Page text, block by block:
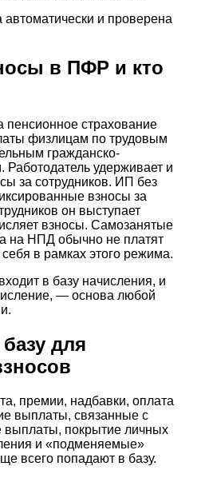
автоматически и проверена
в ПФР и кто
страхование
физлицам по трудовым
гражданско-
удерживает и
за сотрудников. ИП без
взносы за
он выступает
взносы. Самозанятые
на НПД обычно не платят
в рамках этого режима.
в базу начисления, и
— основа любой
для
премии, надбавки, оплата
выплаты, связанные с
выплаты, покрытие личных
и «подменяемые»
всего попадают в базу.